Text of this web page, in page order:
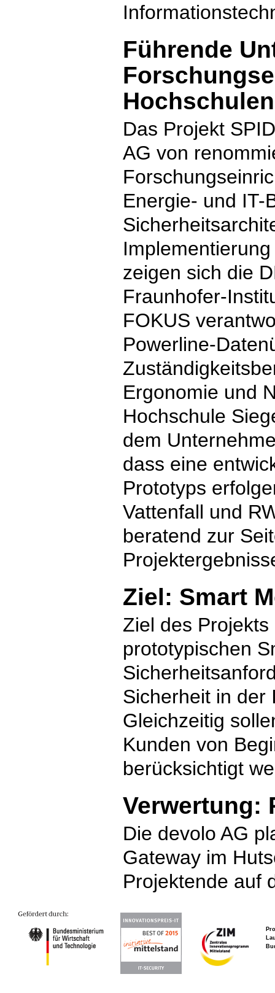
Führende
Das Projekt
AG von
Energie- und IT-
zeigen sich die
Fraunhofer-
FOKUS
Powerline-
Ergonomie und
Hochschule
dem
dass eine
Prototyps
Vattenfall und
beratend zur
Ziel: Smart
Ziel des
prototypischen
Sicherheit in der
Gleichzeitig
Kunden von
berücksichtigt
Verwertung:
Die devolo AG
Gateway im
Projektende auf